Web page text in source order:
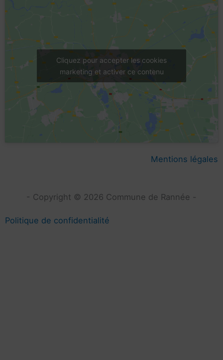
Cliquez pour accepter les cookies
marketing et activer ce contenu
Mentions légales
- Copyright © 2026 Commune de Rannée -
Politique de confidentialité